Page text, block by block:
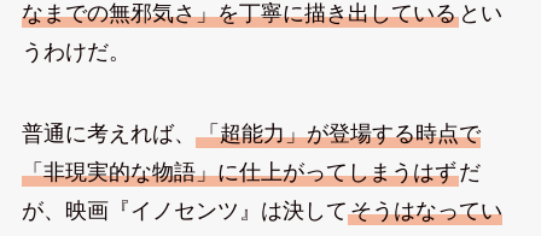
なまでの無邪気さ」を丁寧に描き出しているとい
うわけだ。
普通に考えれば、 「超能力」が登場する時点で
「非現実的な物語」に仕上がってしまうはずだ
が、映画『イノセンツ』は決してそうはなってい